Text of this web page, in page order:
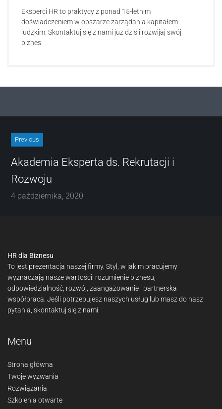
Eksperci HR to praktycy z ponad 15-letnim
doświadczeniem w obszarze zarządania kapitałem
ludzkim. Skontaktuj się z nami juz dziś i rozwijaj swój
biznes.
Previous
Akademia Eksperta ds. Rekrutacji i
Rozwoju
4 października, 2020
HR dla Biznesu
To jest prezentacja naszej firmy. Styl, w jakim pracujemy
wyznaczają nasze wartości: rozumienie biznesu,
odpowiedzialność, rozwój, zaangażowanie i partnerska
współpraca. Jeśli potrzebujesz naszych usług lub masz do nasz
pytania, skontaktuj się z nami.
Menu
Strona główna
Twoje wyzwania
Rozwiązania
Szkolenia otwarte